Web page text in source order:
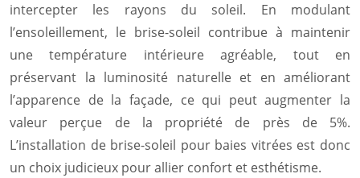
intercepter les rayons du soleil. En modulant
l’ensoleillement, le brise-soleil contribue à maintenir
une température intérieure agréable, tout en
préservant la luminosité naturelle et en améliorant
l’apparence de la façade, ce qui peut augmenter la
valeur perçue de la propriété de près de 5%.
L’installation de brise-soleil pour baies vitrées est donc
un choix judicieux pour allier confort et esthétisme.